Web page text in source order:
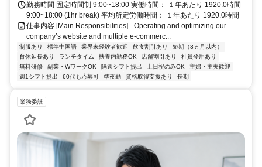
勤務時間 固定時間制 9:00~18:00 実働時間： １年あたり 1920.0時間
9:00~18:00 (1hr break) 平均所定労働時間： １年あたり 1920.0時間
仕事内容 [Main Responsibilities] - Operating and optimizing our
company’s website and multiple e-commerc...
制服あり 標準中国語 業界未経験者歓迎 飲食割引あり
短期（3ヵ月以内）
育休延長あり
ランチタイム 扶養内勤務OK 店舗割引あり
社員登用あり
無料研修
副業・WワークOK 隔週シフト提出 土日祝のみOK
主婦・主夫歓迎
週1シフト提出
60代も応募可 準夜勤 資格取得支援あり 長期
業務委託